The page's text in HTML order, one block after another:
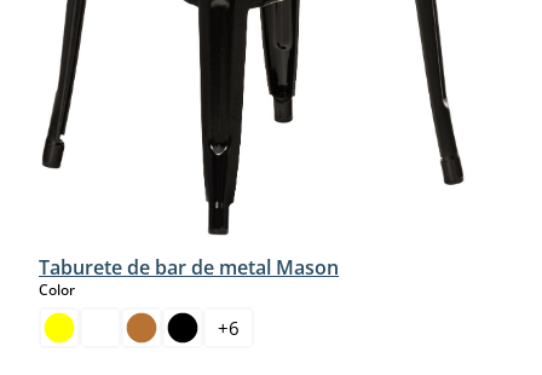
Taburete de bar de metal Mason
Colorselect
+6